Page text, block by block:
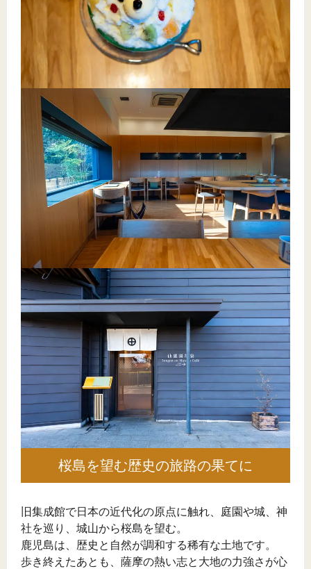
桜島を望む歴史の旅路の果てに
旧集成館で日本の近代化の原点に触れ、庭園や城、神
社を巡り、城山から桜島を望む。
鹿児島は、歴史と自然が調和する稀有な土地です。
歩き終えたあとも、薩摩の熱い志と大地の力強さが心